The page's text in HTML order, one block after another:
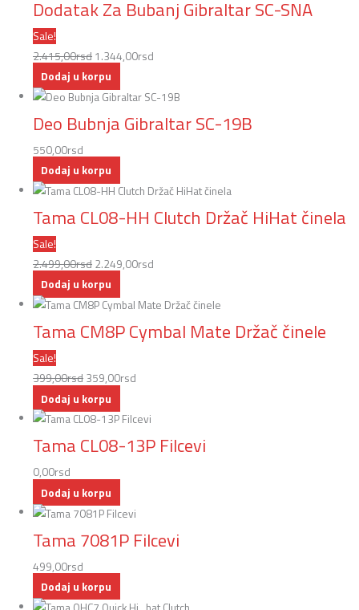
Dodatak Za Bubanj Gibraltar SC-SNA
Sale!
2.415,00rsd 1.344,00rsd
Dodaj u korpu
Deo Bubnja Gibraltar SC-19B
550,00rsd
Dodaj u korpu
Tama CL08-HH Clutch Držač HiHat činela
Sale!
2.499,00rsd 2.249,00rsd
Dodaj u korpu
Tama CM8P Cymbal Mate Držač činele
Sale!
399,00rsd 359,00rsd
Dodaj u korpu
Tama CL08-13P Filcevi
0,00rsd
Dodaj u korpu
Tama 7081P Filcevi
499,00rsd
Dodaj u korpu